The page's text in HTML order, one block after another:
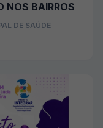
NOS BAIRROS
DE SAÚDE